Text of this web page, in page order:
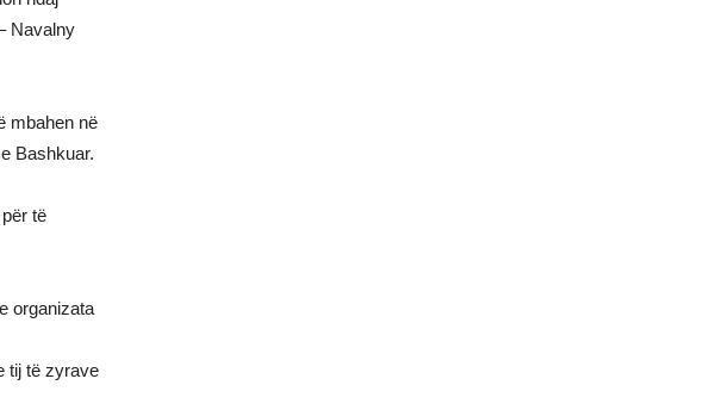
Navalny
mbahen në
Bashkuar.
të
organizata
tij të zyrave